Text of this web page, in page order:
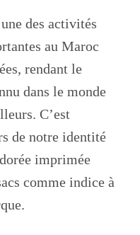
des activités
au Maroc
rendant le
dans le monde
C’est
de notre identité
imprimée
comme indice à